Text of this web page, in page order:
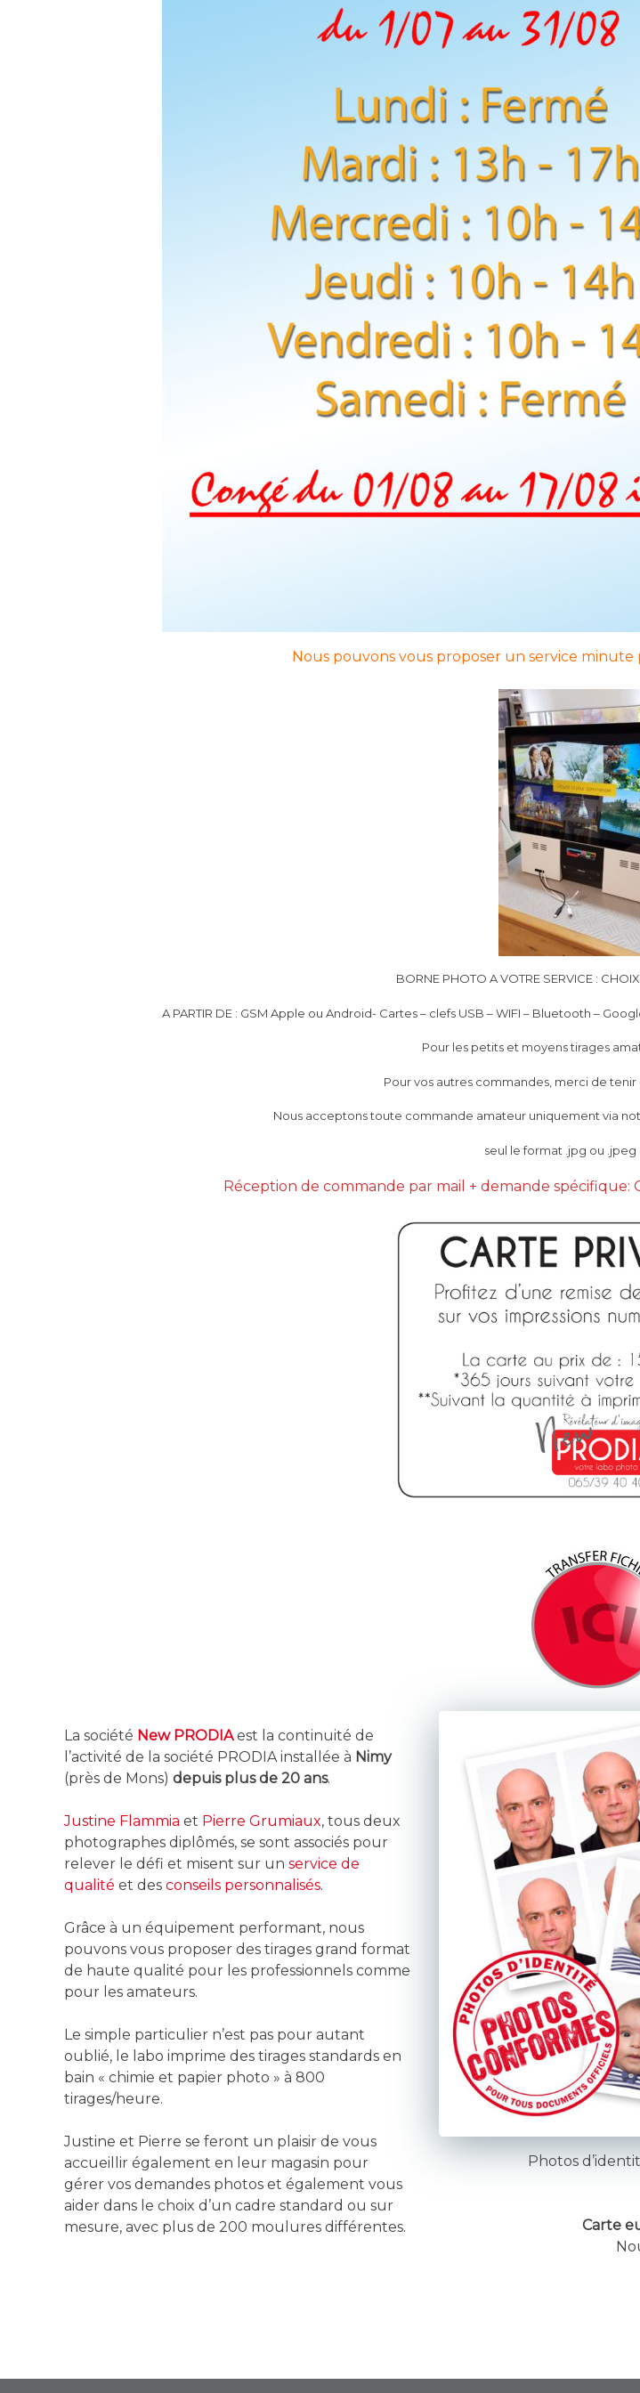
Nous pouvons vous proposer un service minute
BORNE PHOTO A VOTRE SERVICE :
A PARTIR DE : GSM Apple ou Android- Cartes – clefs USB – WIFI – Bluetooth –
Pour les petits et moyens tirages
Pour vos autres commandes, merci de
Nous acceptons toute commande amateur uniquement via
seul le format .jpg ou .jpeg
Réception de commande par mail + demande
La société New PRODIAest la continuité de
l’activité de la société PRODIA installée à Nimy
(près de Mons) depuis plus de 20 ans.
Justine Flammia et Pierre Grumiaux, tous deux
photographes diplômés, se sont associés pour
relever le défi et misent sur un service de
qualité et des conseils personnalisés.
Grâce à un équipement performant, nous
pouvons vous proposer des tirages grand format
de haute qualité pour les professionnels comme
pour les amateurs.
Le simple particulier n’est pas pour autant
oublié, le labo imprime des tirages standards en
bain « chimie et papier photo » à 800
tirages/heure.
Justine et Pierre se feront un plaisir de vous
accueillir également en leur magasin pour
gérer vos demandes photos et également vous
aider dans le choix d’un cadre standard ou sur
mesure, avec plus de 200 moulures différentes.
Photos
Carte